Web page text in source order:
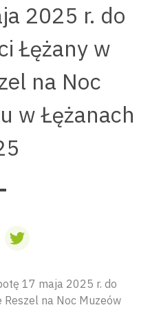
2025 r. do
Łężany w
na Noc
w Łężanach
17 maja 2025 r. do
Reszel na Noc Muzeów